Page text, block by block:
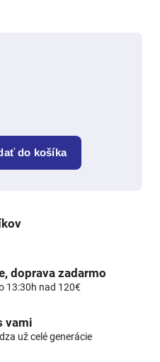
do košíka
doprava zadarmo
13:30h nad 120€
vami
už celé generácie